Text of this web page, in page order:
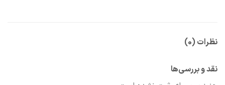
نظرات (0)
نقد و بررسی‌ها